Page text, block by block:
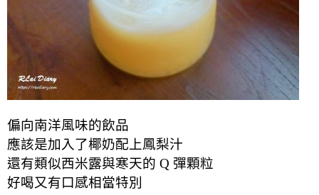
偏向南洋風味的飲品
應該是加入了椰奶配上鳳梨汁
還有類似西米露與寒天的 Q 彈顆粒
好喝又有口感相當特別